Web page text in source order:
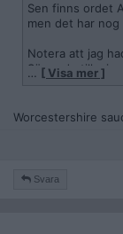
Sen finns ordet
men det har nog
Notera att jag
Säger du till mig
nog mig.
Vilka ord har ni
… [ Visa mer ]
Worcestershire
Svara